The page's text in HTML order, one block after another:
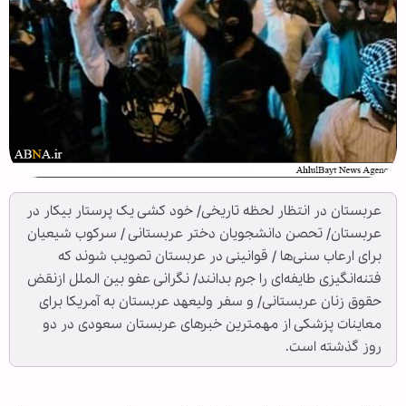
عربستان در انتظار لحظه تاریخی/ خود کشی یک پرستار بیکار در
عربستان/ تحصن دانشجویان دختر عربستانی / سرکوب شیعیان
برای ارعاب سنی‌ها / قوانینی در عربستان تصویب شوند که
فتنه‌انگیزی طایفه‌ای را جرم بدانند/ نگرانی عفو بین الملل ازنقض
حقوق زنان عربستانی/ و سفر ولیعهد عربستان به آمریکا برای
معاینات پزشکی از مهمترین خبرهای عربستان سعودی در دو
روز گذشته است.